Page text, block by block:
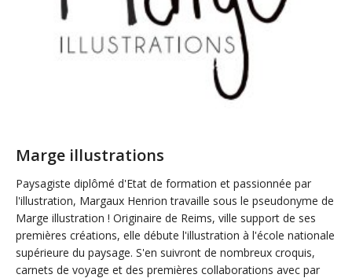
Marge illustrations
Paysagiste diplômé d'Etat de formation et passionnée par
l'illustration, Margaux Henrion travaille sous le pseudonyme de
Marge illustration ! Originaire de Reims, ville support de ses
premières créations, elle débute l'illustration à l'école nationale
supérieure du paysage. S'en suivront de nombreux croquis,
carnets de voyage et des premières collaborations avec par